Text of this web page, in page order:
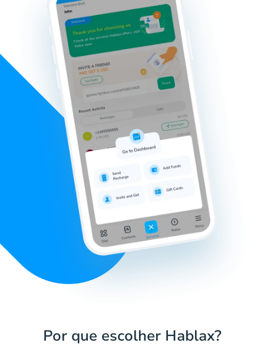
Por que escolher Hablax?